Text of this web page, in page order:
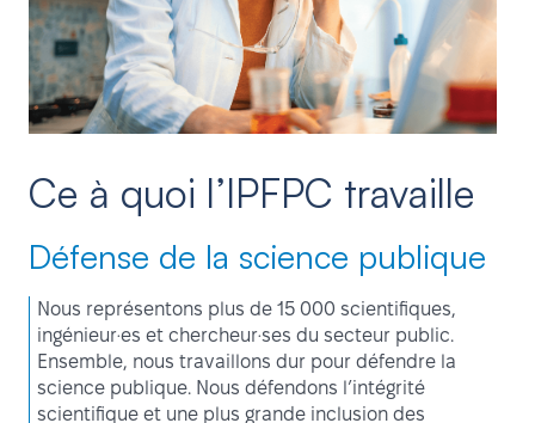
Ce à quoi l’IPFPC travaille
Défense de la science publique
Nous représentons plus de 15 000 scientifiques,
ingénieur·es et chercheur·ses du secteur public.
Ensemble, nous travaillons dur pour défendre la
science publique. Nous défendons l’intégrité
scientifique et une plus grande inclusion des